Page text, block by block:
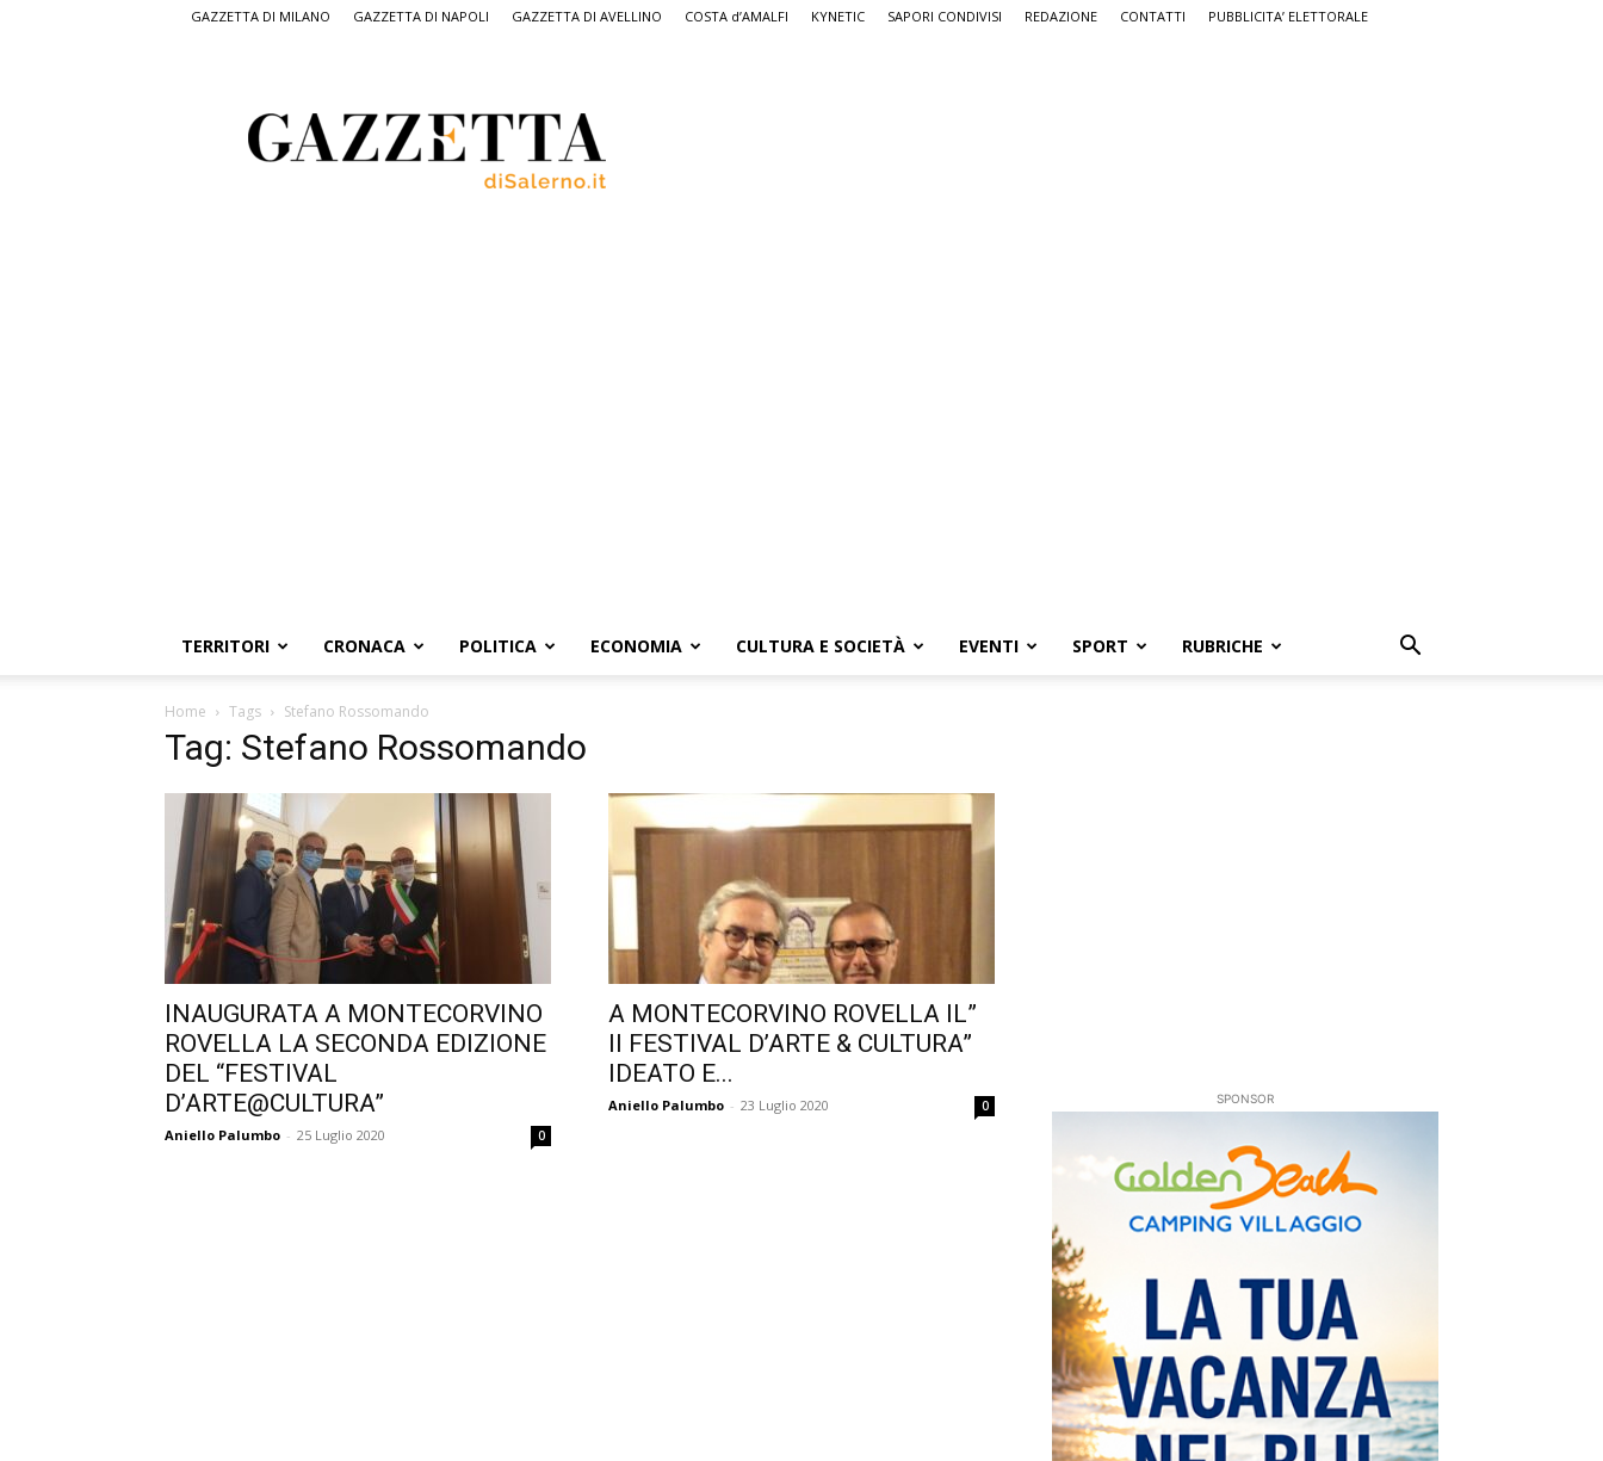
GAZZETTA DI MILANO GAZZETTA DI NAPOLI GAZZETTA DI AVELLINO COSTA d’AMALFI KYNETIC SAPORI CONDIVISI REDAZIONE CONTATTI PUBBLICITA’ ELETTORALE
Salerno,
il
quotidiano
TERRITORI CRONACA POLITICA ECONOMIA CULTURA E SOCIETÀ EVENTI SPORT RUBRICHE
Home Tags Stefano Rossomando
Tag: Stefano Rossomando
INAUGURATA A MONTECORVINO
ROVELLA LA SECONDA EDIZIONE
DEL “FESTIVAL
D’ARTE@CULTURA”
Aniello Palumbo - 25 Luglio 2020 0
A MONTECORVINO ROVELLA IL”
II FESTIVAL D’ARTE & CULTURA”
IDEATO E...
Aniello Palumbo - 23 Luglio 2020 0 SPONSOR